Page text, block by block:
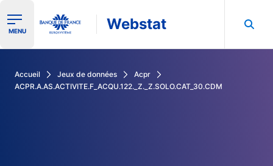
Ouvrir le menu de navigation
MENU Webstat
Accueil Jeux de données
Acpr
ACPR.A.AS.ACTIVITE.F_ACQU.122._Z._Z.SOLO.CAT_30.CDM